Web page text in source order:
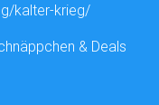
kalter-krieg/
& Deals